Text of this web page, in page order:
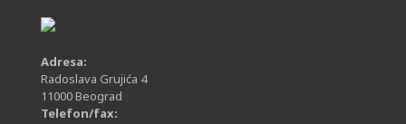
Adresa:
Radoslava Grujića 4
11000 Beograd
Telefon/fax: